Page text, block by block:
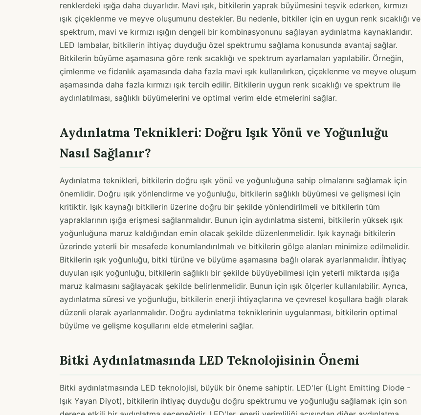
renklerdeki ışığa daha duyarlıdır. Mavi ışık, bitkilerin yaprak büyümesini teşvik ederken, kırmızı
ışık çiçeklenme ve meyve oluşumunu destekler. Bu nedenle, bitkiler için en uygun renk sıcaklığı ve
spektrum, mavi ve kırmızı ışığın dengeli bir kombinasyonunu sağlayan aydınlatma kaynaklarıdır.
LED lambalar, bitkilerin ihtiyaç duyduğu özel spektrumu sağlama konusunda avantaj sağlar.
Bitkilerin büyüme aşamasına göre renk sıcaklığı ve spektrum ayarlamaları yapılabilir. Örneğin,
çimlenme ve fidanlık aşamasında daha fazla mavi ışık kullanılırken, çiçeklenme ve meyve oluşum
aşamasında daha fazla kırmızı ışık tercih edilir. Bitkilerin uygun renk sıcaklığı ve spektrum ile
aydınlatılması, sağlıklı büyümelerini ve optimal verim elde etmelerini sağlar.
Aydınlatma Teknikleri: Doğru Işık Yönü ve Yoğunluğu
Nasıl Sağlanır?
Aydınlatma teknikleri, bitkilerin doğru ışık yönü ve yoğunluğuna sahip olmalarını sağlamak için
önemlidir. Doğru ışık yönlendirme ve yoğunluğu, bitkilerin sağlıklı büyümesi ve gelişmesi için
kritiktir. Işık kaynağı bitkilerin üzerine doğru bir şekilde yönlendirilmeli ve bitkilerin tüm
yapraklarının ışığa erişmesi sağlanmalıdır. Bunun için aydınlatma sistemi, bitkilerin yüksek ışık
yoğunluğuna maruz kaldığından emin olacak şekilde düzenlenmelidir. Işık kaynağı bitkilerin
üzerinde yeterli bir mesafede konumlandırılmalı ve bitkilerin gölge alanları minimize edilmelidir.
Bitkilerin ışık yoğunluğu, bitki türüne ve büyüme aşamasına bağlı olarak ayarlanmalıdır. İhtiyaç
duyulan ışık yoğunluğu, bitkilerin sağlıklı bir şekilde büyüyebilmesi için yeterli miktarda ışığa
maruz kalmasını sağlayacak şekilde belirlenmelidir. Bunun için ışık ölçerler kullanılabilir. Ayrıca,
aydınlatma süresi ve yoğunluğu, bitkilerin enerji ihtiyaçlarına ve çevresel koşullara bağlı olarak
düzenli olarak ayarlanmalıdır. Doğru aydınlatma tekniklerinin uygulanması, bitkilerin optimal
büyüme ve gelişme koşullarını elde etmelerini sağlar.
Bitki Aydınlatmasında LED Teknolojisinin Önemi
Bitki aydınlatmasında LED teknolojisi, büyük bir öneme sahiptir. LED'ler (Light Emitting Diode -
Işık Yayan Diyot), bitkilerin ihtiyaç duyduğu doğru spektrumu ve yoğunluğu sağlamak için son